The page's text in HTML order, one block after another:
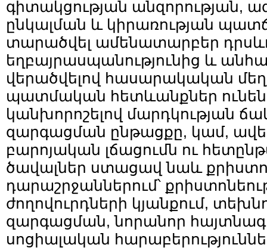
գիտակցության անզորության,
ընկալման և կիրառության
տարածվել ամենատարբեր
եղբայրասպանությունից և
վերածվելով հասարակական
պատմական հետևանքներ
կանխորոշելով մարդկության
զարգացման ընթացքը, կամ,
բարոյական լճացումն ու
ծավալներ ստացավ նաև
դարաշրջաններում՝
ժողովուրդների կյանքում,
զարգացման, նորանոր
սոցիալական